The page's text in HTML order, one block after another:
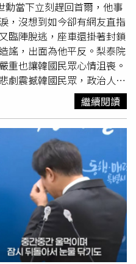
「大營集團」總裁聯手達成
得不正視家業繼承問題，在
承原則」的震撼彈，隨後更
配給子女進行整頓洗牌，
。宋仲基在此時抓準網路泡
自己的姑姑「陳華榮」(金
被率先擊破？身為首爾市長
friDay影音《財閥家的小兒
家與韓國同天更新。
勳當下立刻趕回首爾，他事
，沒想到如今卻有網友直指
臨陣脫逃，座車還掛著封鎖
謠，出面為他平反。梨泰院
重也讓韓國民眾心情沮喪。
劇震撼韓國民眾，政治人物
總統尹錫悅的「這裡死了這
被批評冷血後，首爾市長曾
網瘋傳首爾市長吳世勳到梨
對，立刻搭乘座車衝破封鎖
到他在車上神情凝重，這讓
意，只敢躲在室內開記者
傳吳世勳到梨泰院卻落荒而
但就有網友拿出自己的照片
坐的轎車，總高約有2公
，因此通過封鎖線時才會意
情況，才會繼續往前開，要
繼續閱讀